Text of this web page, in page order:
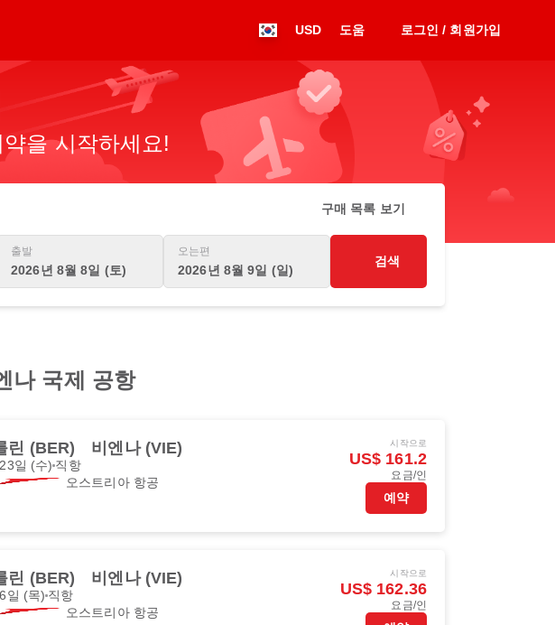
USD 도움 로그인 / 회원가입
을 시작하세요!
구매 목록 보기
출발
2026년 8월 8일 (토)
오는편
2026년 8월 9일 (일)
검색
나 국제 공항
린 (BER) 비엔나 (VIE)
일 (수) 직항
오스트리아 항공
시작으로
US$ 161.2
요금/인
예약
린 (BER) 비엔나 (VIE)
일 (목) 직항
오스트리아 항공
시작으로
US$ 162.36
요금/인